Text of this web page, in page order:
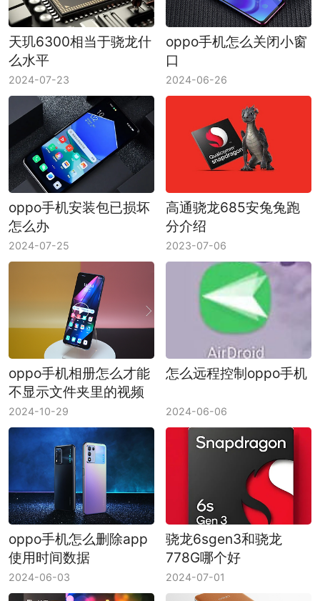
天玑6300相当于骁龙什
么水平
2024-07-23
oppo手机怎么关闭小窗
口
2024-06-26
oppo手机安装包已损坏
怎么办
2024-07-25
高通骁龙685安兔兔跑
分介绍
2023-07-06
oppo手机相册怎么才能
不显示文件夹里的视频
2024-10-29
怎么远程控制oppo手机
2024-06-06
oppo手机怎么删除app
使用时间数据
2024-06-03
骁龙6sgen3和骁龙
778G哪个好
2024-07-01